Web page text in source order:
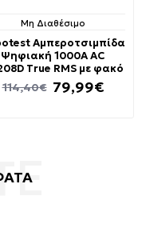
Μη Διαθέσιμο
Αμπεροτσιμπίδα
Ψηφιακή 1000A AC
True RMS με φακό
79,99€
114,40€